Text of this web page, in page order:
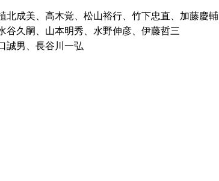
北成美、高木覚、松山裕行、竹下忠直、加藤慶輔
谷久嗣、山本明秀、水野伸彦、伊藤哲三
誠男、長谷川一弘